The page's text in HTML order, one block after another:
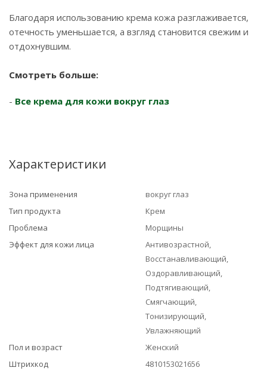
Благодаря использованию крема кожа разглаживается,
отечность уменьшается, а взгляд становится свежим и
отдохнувшим.
Смотреть больше:
- Все крема для кожи вокруг глаз
Характеристики
Зона применения
вокруг глаз
Тип продукта
Крем
Проблема
Морщины
Эффект для кожи лица
Антивозрастной,
Восстанавливающий,
Оздоравливающий,
Подтягивающий,
Смягчающий,
Тонизирующий,
Увлажняющий
Пол и возраст
Женский
Штрихкод
4810153021656